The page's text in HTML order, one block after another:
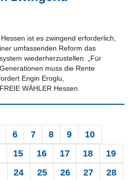
ist es zwingend erforderlich,
umfassenden Reform das
wiederherzustellen. „Für
muss die Rente
Engin Eroglu,
WÄHLER Hessen.
6 7 8 9
10
15 16 17 18
19
24 25 26 27
28